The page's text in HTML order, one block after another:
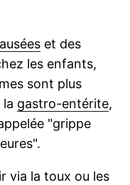
et des
les enfants,
sont plus
gastro-entérite,
"grippe
via la toux ou les